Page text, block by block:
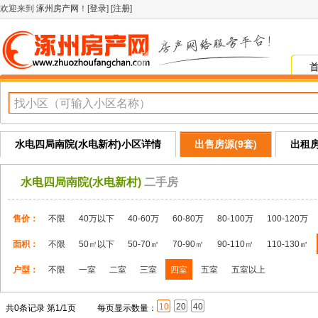
欢迎来到 涿州房产网 ！[登录] [注册]
水电四局南院(水电新村)小区详情 出售房源(9套) 出租
水电四局南院(水电新村) 二手房
售价： 不限 40万以下 40-60万 60-80万 80-100万 100-120万
面积： 不限 50㎡以下 50-70㎡ 70-90㎡ 90-110㎡ 110-130㎡
户型： 不限 一室 二室 三室 四室 五室 五室以上
共0条记录 第1/1页 每页显示数量： 10 20 40